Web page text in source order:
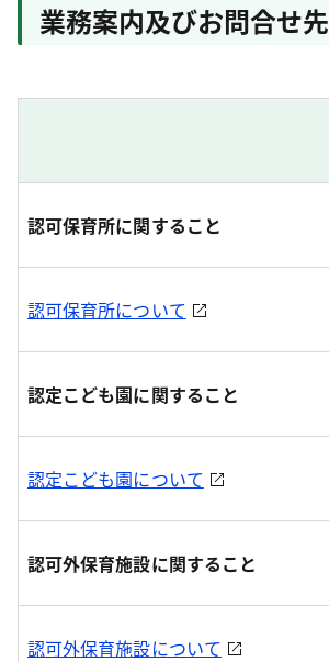
業務案内及びお問合せ先
認可保育所に関すること
認可保育所について
認定こども園に関すること
認定こども園について
認可外保育施設に関すること
認可外保育施設について